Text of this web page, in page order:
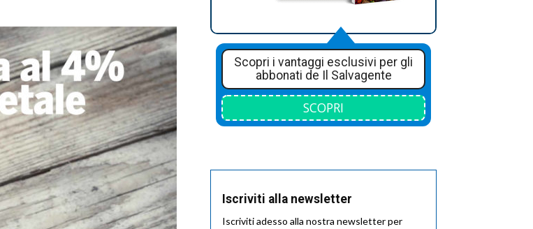
Scopri i vantaggi esclusivi per gli
abbonati de Il Salvagente
SCOPRI
Iscriviti alla newsletter
Iscriviti adesso alla nostra newsletter per